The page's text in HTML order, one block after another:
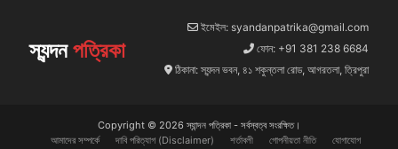
স্যন্দনপত্রিকা
ইমেইল: syandanpatrika@gmail.com
ফোন: +91 381 238 6684
ঠিকানা: স্যন্দন ভবন, ৪১ শকুন্তলা রোড, আগরতলা, ত্রিপুরা
Copyright © 2026 স্যান্দন পত্রিকা - সর্বস্বত্ব সংরক্ষিত।
আমাদের সম্পর্কে
দাবি পরিত্যাগ (Disclaimer) শর্তাবলী গোপনীয়তা নীতি
যোগাযোগ